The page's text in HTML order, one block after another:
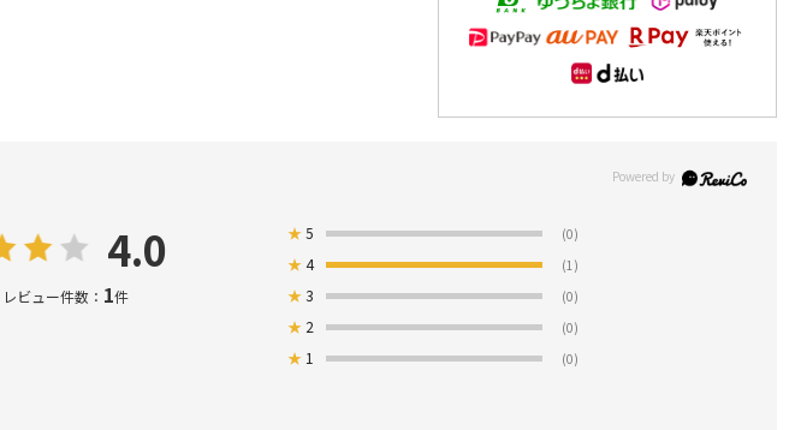
4.0
レビュー件数： 1件
★5 (0)
★4 (1)
★3 (0)
★ 2 (0)
★ 1 (0)